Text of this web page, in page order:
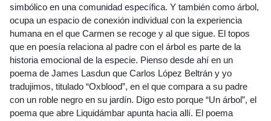
simbólico en una comunidad específica. Y también como árbol,
ocupa un espacio de conexión individual con la experiencia
humana en el que Carmen se recoge y al que sigue. El topos
que en poesía relaciona al padre con el árbol es parte de la
historia emocional de la especie. Pienso desde ahí en un
poema de James Lasdun que Carlos López Beltrán y yo
tradujimos, titulado “Oxblood”, en el que compara a su padre
con un roble negro en su jardín. Digo esto porque “Un árbol”, el
poema que abre Liquidámbar apunta hacia allí. El poema